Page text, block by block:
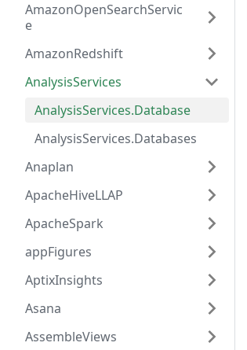
AmazonOpenSearchServic
e
AmazonRedshift
AnalysisServices
AnalysisServices.Database
AnalysisServices.Databases
Anaplan
ApacheHiveLLAP
ApacheSpark
appFigures
AptixInsights
Asana
AssembleViews